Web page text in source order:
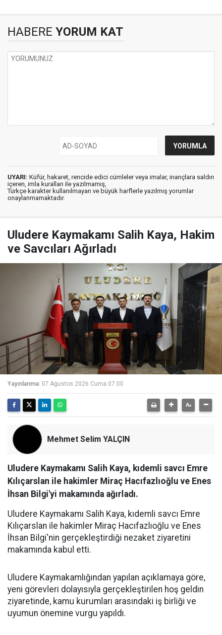
HABERE YORUM KAT
UYARI: Küfür, hakaret, rencide edici cümleler veya imalar, inançlara saldırı
içeren, imla kuralları ile yazılmamış,
Türkçe karakter kullanılmayan ve büyük harflerle yazılmış yorumlar
onaylanmamaktadır.
Uludere Kaymakamı Salih Kaya, Hakim
ve Savcıları Ağırladı
Yayınlanma: 07 Ağustos 2026 Cuma 07:00
Mehmet Selim YALÇIN
Uludere Kaymakamı Salih Kaya, kıdemli savcı Emre
Kılıçarslan ile hakimler Miraç Hacıfazlıoğlu ve Enes
İhsan Bilgi'yi makamında ağırladı.
Uludere Kaymakamı Salih Kaya, kıdemli savcı Emre
Kılıçarslan ile hakimler Miraç Hacıfazlıoğlu ve Enes
İhsan Bilgi'nin gerçekleştirdiği nezaket ziyaretini
makamında kabul etti.
Uludere Kaymakamlığından yapılan açıklamaya göre,
yeni görevleri dolayısıyla gerçekleştirilen hoş geldin
ziyaretinde, kamu kurumları arasındaki iş birliği ve
uyumun önemine vurgu yapıldı.